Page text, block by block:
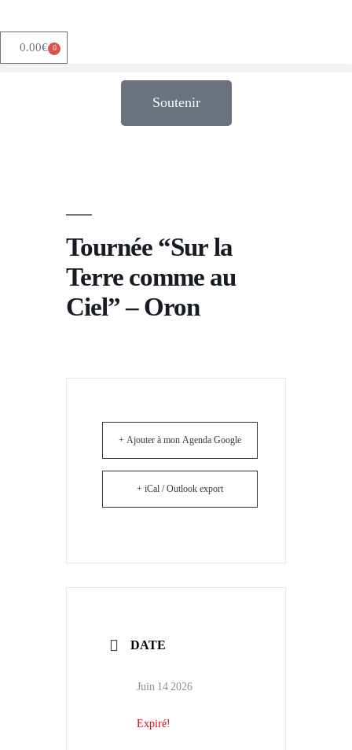
0.00€ 0
Soutenir
Tournée “Sur la
Terre comme au
Ciel” – Oron
+ Ajouter à mon Agenda Google
+ iCal / Outlook export
DATE
Juin 14 2026
Expiré!